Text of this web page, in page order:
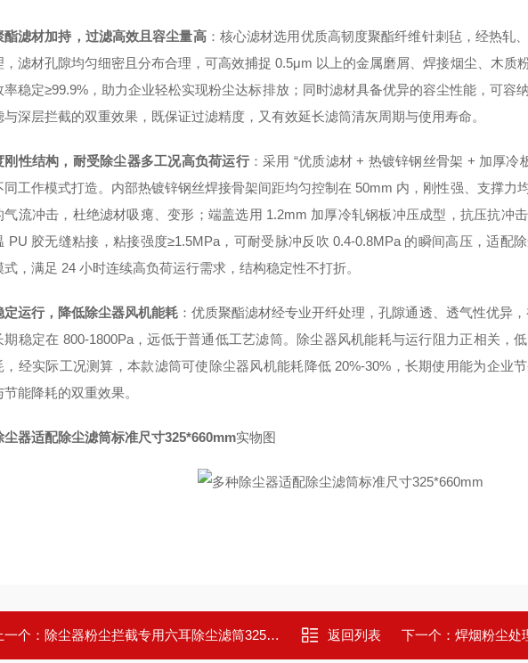
酯滤材加持，过滤高效且容尘量高：核心滤材选用优质高韧度聚酯纤维针刺毡，经热轧
，滤材孔隙均匀细密且分布合理，可高效捕捉 0.5μm 以上的金属磨屑、焊接烟尘、木质
率稳定≥99.9%，助力企业轻松实现粉尘达标排放；同时滤材具备优异的容尘性能，可容
与深层拦截的双重效果，既保证过滤精度，又有效延长滤筒清灰周期与使用寿命。
刚性结构，耐受除尘器多工况高负荷运行：采用 “优质滤材 + 热镀锌钢丝骨架 + 加厚冷
同工作模式打造。内部热镀锌钢丝焊接骨架间距均匀控制在 50mm 内，刚性强、支撑力
气流冲击，杜绝滤材吸瘪、变形；端盖选用 1.2mm 加厚冷轧钢板冲压成型，抗压抗冲
PU 胶无缝粘接，粘接强度≥1.5MPa，可耐受脉冲反吹 0.4-0.8MPa 的瞬间高压，适配
式，满足 24 小时连续高负荷运行需求，结构稳定性不打折。
定运行，降低除尘器风机能耗 ：优质聚酯滤材经专业开纤处理，孔隙通透、透气性优异
期稳定在 800-1800Pa，远低于普通低工艺滤筒。除尘器风机能耗与运行阻力正相关，
，经实际工况测算，本款滤筒可使除尘器风机能耗降低 20%-30%，长期使用能为企业
能降耗的双重效果。
尘器适配除尘滤筒标准尺寸325*660mm实物图
一个： 除尘器粉尘拦截专用六耳除尘滤筒325*900mm 返回列表 下一个： 焊烟粉尘处理